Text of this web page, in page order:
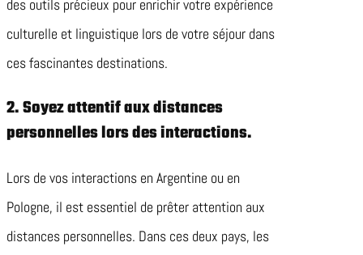
des outils précieux pour enrichir votre expérience
culturelle et linguistique lors de votre séjour dans
ces fascinantes destinations.
2. Soyez attentif aux distances
personnelles lors des interactions.
Lors de vos interactions en Argentine ou en
Pologne, il est essentiel de prêter attention aux
distances personnelles. Dans ces deux pays, les